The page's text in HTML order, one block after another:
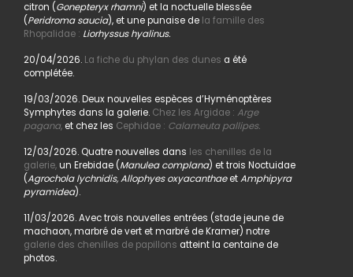
citron (Gonepteryx rhamni) et la noctuelle blessée
(Peridroma saucia), et une punaise dela famille des
Rhopalidae : Liorhyssus hyalinus.
20/04/2026. La fiche du phylan des dunes a été
complétée.
19/03/2026. Deux nouvelles espèces d’Hyménoptères
Symphytes dans la galerie. Chez les Argidae : Arge
pagana,et chez les Cephidae : Calameuta pallipes.
12/03/2026. Quatre nouvelles dans les chenilles de la
galerie,un Erebidae (Manulea complana) et trois Noctuidae
(Agrochola lychnidis, Allophyes oxyacanthaeetAmphipyra
pyramidea).
11/03/2026. Avec trois nouvelles entrées (stade jeune de
machaon, marbré de vert et marbré de Kramer) notre
galerie des chenilles de papillons atteint la centaine de
photos.